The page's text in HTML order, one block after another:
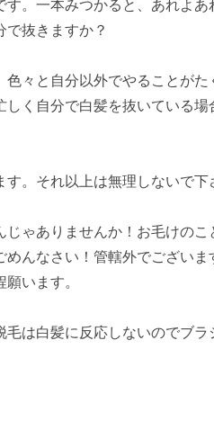
。一本みつかると、あれよあ
抜きますか？
々と自分以外でやることがた
く自分で白髪を抜いている場
。それ以上は無理しないで下
ゃありませんか！お毛けのこ
んなさい！管轄外でございま
います。
は白髪に反応しないのでブラ